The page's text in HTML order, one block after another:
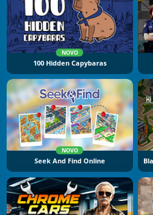
NOVO
100 Hidden Capybaras
NOVO
Seek And Find Online